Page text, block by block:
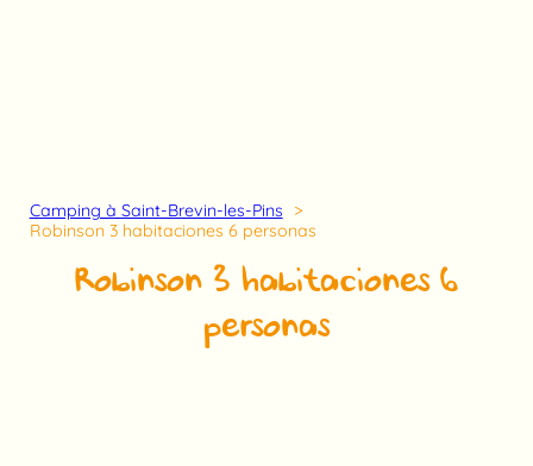
Camping à Saint-Brevin-les-Pins
Robinson 3 habitaciones 6 personas
Robinson 3 habitaciones 6
personas